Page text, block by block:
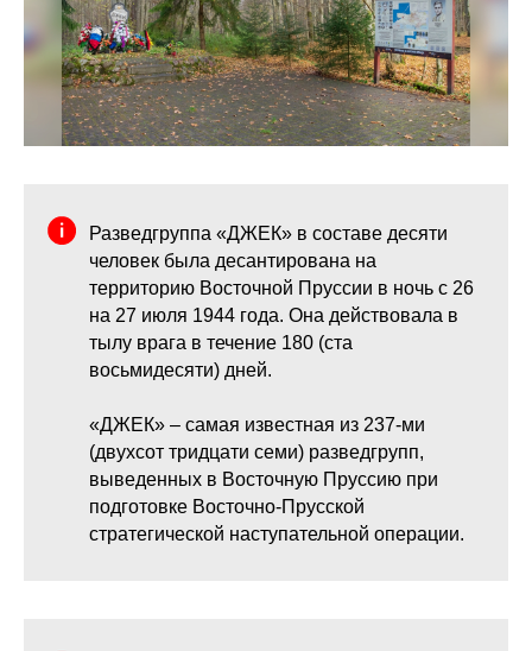
Разведгруппа «ДЖЕК» в составе десяти
человек была десантирована на
территорию Восточной Пруссии в ночь с 26
на 27 июля 1944 года. Она действовала в
тылу врага в течение 180 (ста
восьмидесяти) дней.
«ДЖЕК» – самая известная из 237-ми
(двухсот тридцати семи) разведгрупп,
выведенных в Восточную Пруссию при
подготовке Восточно-Прусской
стратегической наступательной операции.